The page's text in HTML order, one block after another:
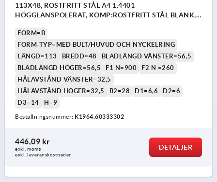
113X48, ROSTFRITT STÅL A4 1.4401
HÖGGLANSPOLERAT, KOMP:ROSTFRITT STÅL BLANK,
FORM=B
FORM-TYP=MED BULT/HUVUD OCH NYCKELRING
LÄNGD=113
BREDD=48
BLADLÄNGD VÄNSTER=56,5
BLADLÄNGD HÖGER=56,5
F1 N=900
F2 N =260
HÅLAVSTÅND VÄNSTER=32,5
HÅLAVSTÅND HÖGER=32,5
B2=28 D1=6,6
D2=6
D3=14
H=9
Beställningsnummer: K1964.60333302
446,09 kr
exkl. moms
exkl. leveranskostnader
DETALJER